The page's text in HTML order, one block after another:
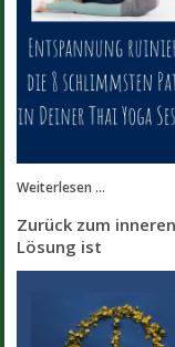
Weiterlesen ...
Zurück zum
Lösung ist